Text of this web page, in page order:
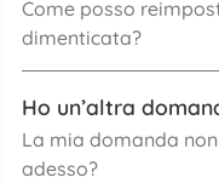
Come posso
dimenticata?
Ho un’altra
La mia domanda
adesso?